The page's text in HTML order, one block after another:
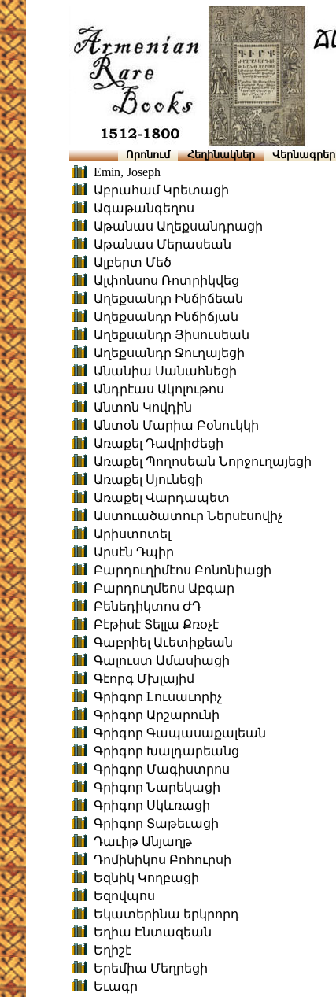
Որոնում Հեղինակներ Վերնագրեր
Emin, Joseph
Աբրահամ Կրետացի
Ագաթանգեղոս
Աթանաս Աղեքսանդրացի
Աթանաս Մերասեան
Ալբերտ Մեծ
Ալփոնսոս Ռոտրիկվեց
Աղեքսանդր Ինճիճեան
Աղեքսանդր Ինճիճյան
Աղեքսանդր Յիսուսեան
Աղեքսանդր Ջուղայեցի
Անանիա Սանահնեցի
Անդրէաս Ակոլութոս
Անտոն Կովդին
Անտօն Մարիա Բօնուկկի
Առաքել Դավրիժեցի
Առաքել Պողոսեան Նորջուղայեցի
Առաքել Սյունեցի
Առաքել Վարդապետ
Աստուածատուր Ներսէսովիչ
Արիստոտել
Արսէն Դպիր
Բարդուղիմէոս Բոնոնիացի
Բարդուղմեոս Աբգար
Բենեդիկտոս ԺԴ
Բէթիսէ Տելլա Քռօչէ
Գաբրիել Աւետիքեան
Գալուստ Ամասիացի
Գէորգ Մխլայիմ
Գրիգոր Lուսաւորիչ
Գրիգոր Արշարունի
Գրիգոր Գապասաքալեան
Գրիգոր Խալդարեանց
Գրիգոր Մագիստրոս
Գրիգոր Նարեկացի
Գրիգոր Սկևռացի
Գրիգոր Տաթեւացի
Դաւիթ Անյաղթ
Դոմինիկոս Բոհուրսի
Եզնիկ Կողբացի
Եզովպոս
Եկատերինա երկրորդ
Եղիա Էնտազեան
Եղիշէ
Երեմիա Մեղրեցի
Եւագր